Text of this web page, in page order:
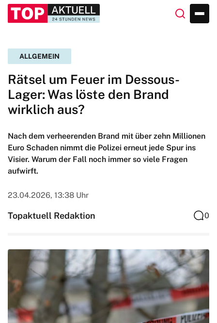
ALLGEMEIN
Rätsel um Feuer im Dessous-
Lager: Was löste den Brand
wirklich aus?
Nach dem verheerenden Brand mit über zehn Millionen
Euro Schaden nimmt die Polizei erneut jede Spur ins
Visier. Warum der Fall noch immer so viele Fragen
aufwirft.
23.04.2026, 13:38 Uhr
Topaktuell Redaktion 0